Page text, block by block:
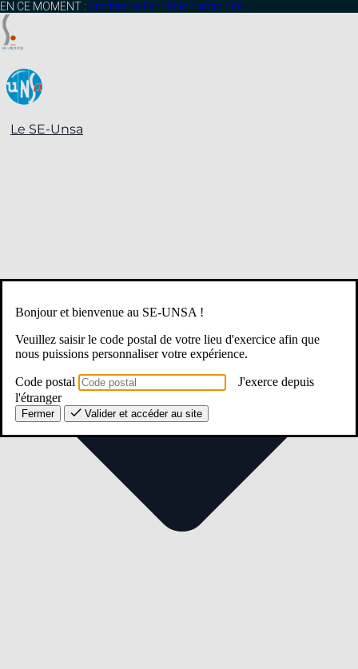
principal
EN CE MOMENT : profitez de l’adhésion anticipée
Le SE-Unsa
Bonjour et bienvenue au SE-UNSA !
Veuillez saisir le code postal de votre lieu d'exercice afin que
nous puissions personnaliser votre expérience.
Code postal
J'exerce depuis
l'étranger
Fermer Valider et accéder au site